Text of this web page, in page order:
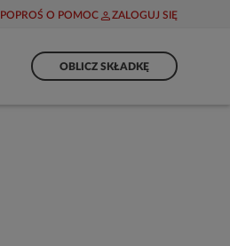
POPROŚ O POMOC ZALOGUJ SIĘ
OBLICZ SKŁADKĘ